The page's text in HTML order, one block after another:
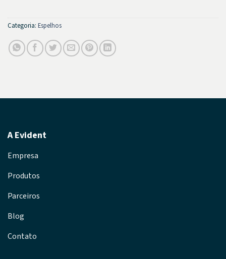
Categoria: Espelhos
A Evident
Empresa
Produtos
Parceiros
Blog
Contato